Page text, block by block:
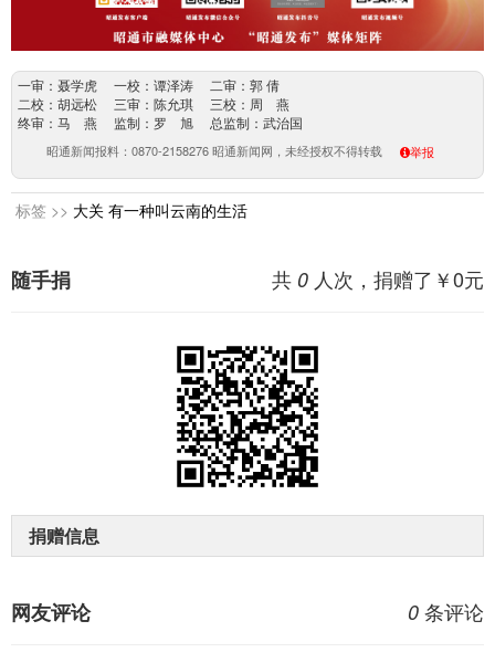
一审：聂学虎 一校：谭泽涛 二审：郭 倩
二校：胡远松 三审：陈允琪 三校：周 燕
终审：马 燕 监制：罗 旭 总监制：武治国
昭通新闻报料：0870-2158276 昭通新闻网，未经授权不得转载 举报
标签 >> 大关 有一种叫云南的生活
共 0 人次，捐赠了￥0元
随手捐
捐赠信息
0 条评论
网友评论